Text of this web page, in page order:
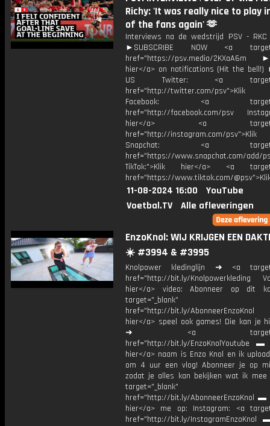
Richy: 'It was really nice to play
of the fans again' 🫶
Interviews na de wedstrijd PSV - RKC
►SUBSCRIBE NOW <a
href="https://psv.media/2KXaA6m
hier</a> on notifications (Hit the bell!)
US Twitter: <a
href="http://twitter.com/psv">Klik
Facebook: <a
href="http://facebook.com/psv
hier</a> <a
href="http://instagram.com/
Snapchat: <a
href="https://www.snapchat.com/add/
TikTok:">Klik hier</a> <a
href="https://www.tiktok.com/
11-08-2024 16:00
YouTube
Voetbal.TV
Alle afleveringen
EnzoKnol: WIJ KRIJGEN EEN
☀️ #3994 & #3995
Knolpower kledinglijn ➜ <a
href="http://bit.ly/Knolpowerkleding
hier</a> video: Abonneer op dit
target="_blank"
href="http://bit.ly/
hier</a> speel ook games! Die kan je
➜ <a
href="http://bit.ly/EnzoKnolYoutube ▬
hier</a> naam is Enzo Knol en ik
om 4 uur een vlog! Abonneer je op
zodat je alles kan bekijken wat ik mee
target="_blank"
href="http://bit.ly/AbonneerEnzoKnol ▬
hier</a> me op: Instagram: <a
href="http://bit.ly/InstagramEnzoKnol